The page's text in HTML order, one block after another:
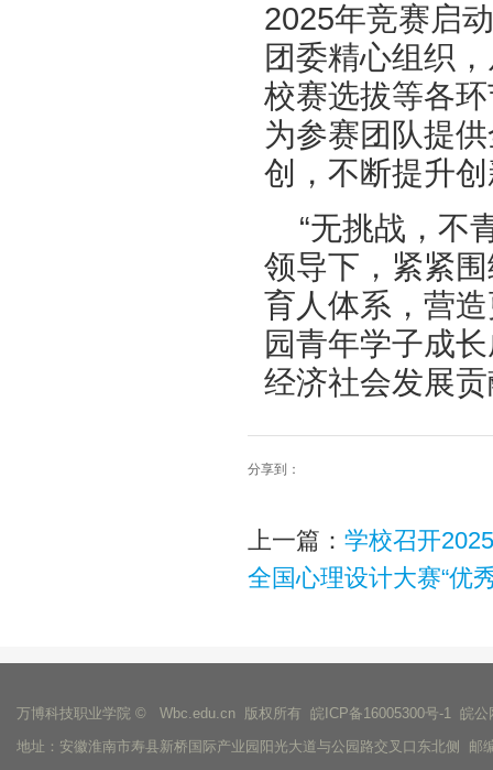
2025年竞赛启
团委精心组织
校赛选拔等各
为参赛团队提
创，不断提升
“无挑战，不
领导下，紧紧
育人体系，营
园青年学子成
经济社会发展
分享到：
上一篇：学校召开
全国心理设计大赛“优
万博科技职业学院 © Wbc.edu.cn 版权所有 皖ICP备16005300号-1 皖公
地址：安徽淮南市寿县新桥国际产业园阳光大道与公园路交叉口东北侧